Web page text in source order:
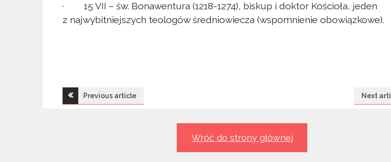
· 15 VII – św. Bonawentura (1218-1274), biskup i doktor Kościoła, jeden
z najwybitniejszych teologów średniowiecza (wspomnienie obowiązkowe).
Nawigacja
Previous article Next
Wróć do strony głównej